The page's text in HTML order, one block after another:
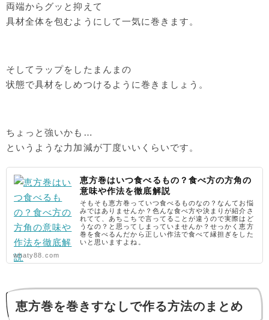
両端からグッと抑えて
具材全体を包むようにして一気に巻きます。
そしてラップをしたまんまの
状態で具材をしめつけるように巻きましょう。
ちょっと強いかも…
というような力加減が丁度いいくらいです。
恵方巻はいつ食べるもの？食べ方の方角の
意味や作法を徹底解説
そもそも恵方巻っていつ食べるものなの？なんてお悩
みではありませんか？色んな食べ方や決まりが紹介さ
れてて、あちこちで言ってることが違うので実際はど
うなの？と思ってしまっていませんか？せっかく恵方
巻を食べるんだから正しい作法で食べて縁担ぎをした
いと思いますよね。
whaty88.com
恵方巻を巻きすなしで作る方法のまとめ